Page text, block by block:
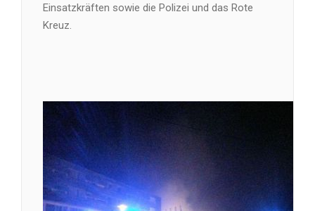
Einsatzkräften sowie die Polizei und das Rote
Kreuz.